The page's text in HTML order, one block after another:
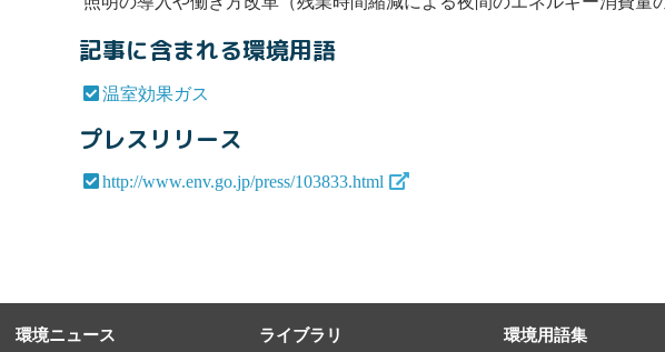
記事に含まれる環境用語
温室効果ガス
プレスリリース
http://www.env.go.jp/press/103833.html
環境ニュース ライブラリ 環境用語集